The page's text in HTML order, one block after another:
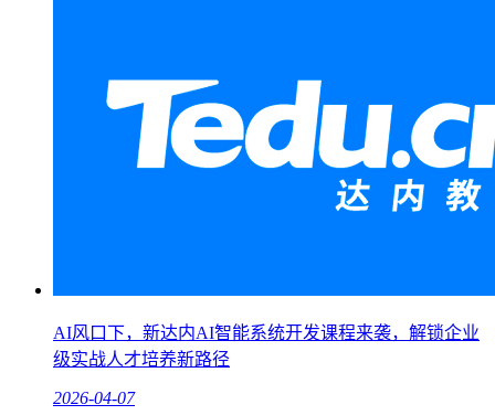
AI风口下，新达内AI智能系统开发课程来袭，解锁企业
级实战人才培养新路径
2026-04-07